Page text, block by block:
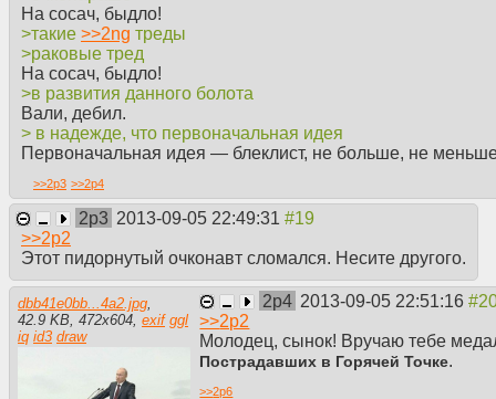
На сосач, быдло!
>такие >>2ng треды
>раковые тред
На сосач, быдло!
>в развития данного болота
Вали, дебил.
> в надежде, что первоначальная идея
Первоначальная идея — блеклист, не больше, не
>>2p3 >>2p4
2p3 2013-09-05 22:49:31
>>2p2
Этот пидорнутый очконавт сломался. Несите другого.
dbb41e0bb...4a2.jpg
42.9 KB 472x604 exif ggl
iq id3 draw
2p4 2013-09-05 22:51:16
>>2p2
Молодец, сынок! Вручаю тебе
Пострадавших в Горячей Точке.
>>2p6